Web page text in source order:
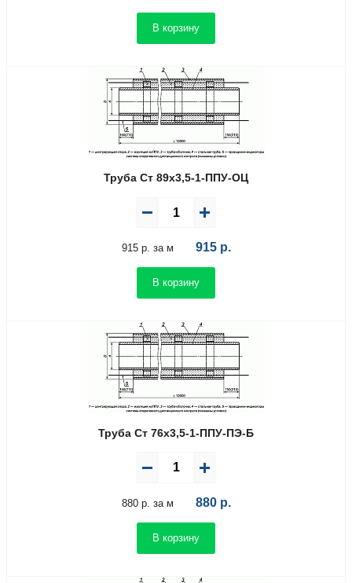
В корзину
Труба Ст 89х3,5-1-ППУ-ОЦ
915 р. за м 915р.
В корзину
Труба Ст 76х3,5-1-ППУ-ПЭ-Б
880 р. за м 880р.
В корзину